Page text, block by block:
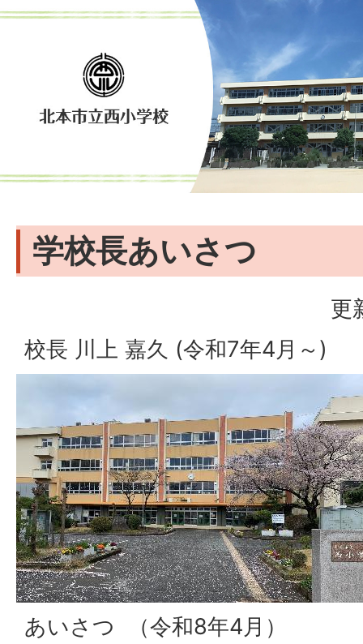
学校長あいさつ
更
校長 川上 嘉久 (令和7年4月～)
あいさつ （令